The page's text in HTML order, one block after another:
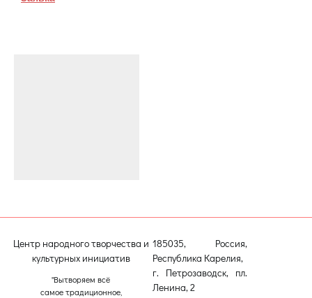
Центр народного творчества и
культурных инициатив
"Вытворяем всё
самое традиционное,
185035, Россия,
Республика Карелия,
г. Петрозаводск, пл.
Ленина, 2